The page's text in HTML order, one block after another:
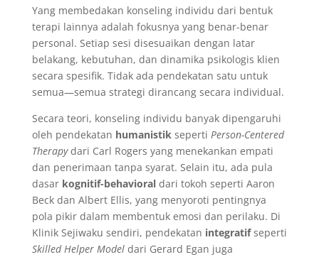
Yang membedakan konseling individu dari bentuk
terapi lainnya adalah fokusnya yang benar-benar
personal. Setiap sesi disesuaikan dengan latar
belakang, kebutuhan, dan dinamika psikologis klien
secara spesifik. Tidak ada pendekatan satu untuk
semua—semua strategi dirancang secara individual.
Secara teori, konseling individu banyak dipengaruhi
oleh pendekatan humanistik seperti Person-Centered
Therapydari Carl Rogers yang menekankan empati
dan penerimaan tanpa syarat. Selain itu, ada pula
dasar kognitif-behavioraldari tokoh seperti Aaron
Beck dan Albert Ellis, yang menyoroti pentingnya
pola pikir dalam membentuk emosi dan perilaku. Di
Klinik Sejiwaku sendiri, pendekatan integratifseperti
Skilled Helper Modeldari Gerard Egan juga